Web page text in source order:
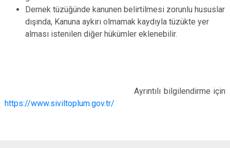
Dernek tüzüğünde kanunen belirtilmesi zorunlu hususlar
dışında, Kanuna aykırı olmamak kaydıyla tüzükte yer
alması istenilen diğer hükümler eklenebilir.
Ayrıntılı bilgilendirme için
https://www.siviltoplum.gov.tr/